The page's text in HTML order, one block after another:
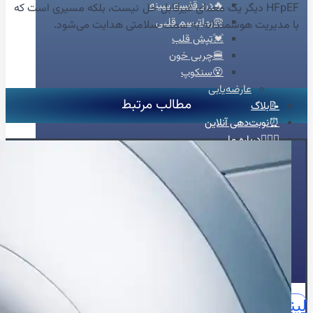
🔥درد قفسه سینه
🦠رماتیسم قلبی
💓تپش قلب
🍔چربی خون
😵سنکوپ
عارضه‌یابی
📝بلاگ
⏰نوبت‌دهی آنلاین
👩🏻‍⚕️درباره ما
🩺دکتر محبوبه شیخ
🏥درباره کلینیک
📕زندگینامه
🪪مدارک و مجوزهای حرفه‌ای
📃سوابق علمی و اجرایی
🥇افتخارات و تقدیرنامه‌ها
📞تماس با ما
لینکدین اینستاگرام واتساپ
HFpEF دیگر یک معمای غیرقابل حل نیست، بلکه مسیری است که
با مدیریت هوشمندانه به سمت سلامتی هدایت می‌شود.
مطالب مرتبط